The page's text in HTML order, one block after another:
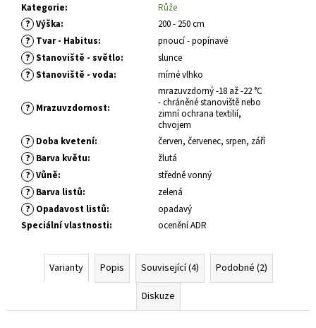
Kategorie: Růže
? Výška: 200 - 250 cm
? Tvar - Habitus: pnoucí - popínavé
? Stanoviště - světlo: slunce
? Stanoviště - voda: mírné vlhko
? Mrazuvzdornost:
mrazuvzdorný -18 až -22 °C
- chráněné stanoviště nebo
zimní ochrana textilií,
chvojem
? Doba kvetení: červen, červenec, srpen, září
? Barva květu: žlutá
? Vůně: středně vonný
? Barva listů: zelená
? Opadavost listů:
opadavý
Speciální vlastnosti: ocenění ADR
Varianty Popis Související (4)
Podobné (2)
Diskuze
m
e
DIANTHUS
GRATIANOPOLITANUS
HVOZDÍK
SIVÝ
65
Kč